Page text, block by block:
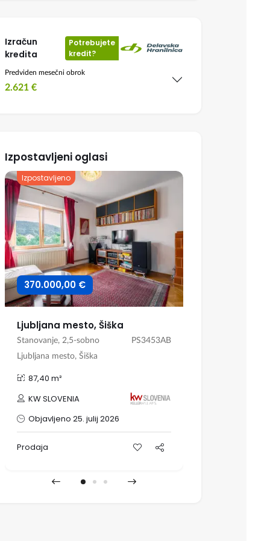
Izračun
kredita
Potrebujete
kredit?
Predviden mesečni obrok
2.621 €
Izpostavljeni oglasi
Izpostavljeno
370.000,00 €
Ljubljana mesto, Šiška
Stanovanje, 2,5-sobno
PS3453AB
Ljubljana mesto, Šiška
87,40 m²
KW SLOVENIA
Objavljeno 25. julij 2026
Prodaja